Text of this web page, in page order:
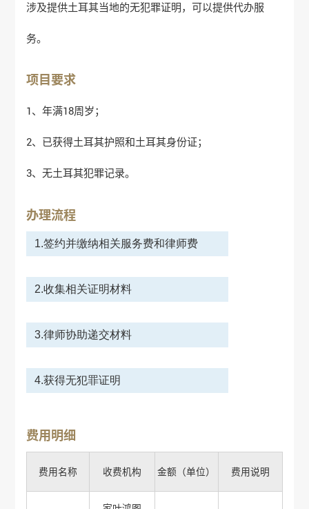
涉及提供土耳其当地的无犯罪证明，可以提供代办服
务。
项目要求
1、年满18周岁；
2、已获得土耳其护照和土耳其身份证；
3、无土耳其犯罪记录。
办理流程
1.签约并缴纳相关服务费和律师费
2.收集相关证明材料
3.律师协助递交材料
4.获得无犯罪证明
费用明细
费用名称 收费机构 金额（单位） 费用说明